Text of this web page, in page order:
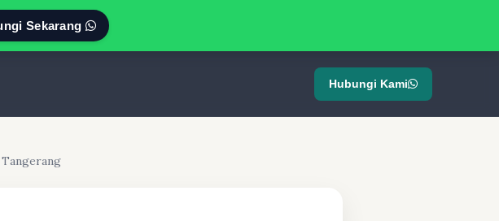
Sekarang
Hubungi Kami